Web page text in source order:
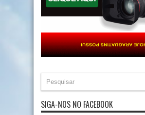
SIGA-NOS NO FACEBOOK